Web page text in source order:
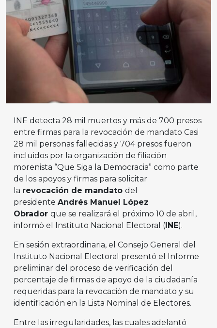
INE detecta 28 mil muertos y más de 700 presos
entre firmas para la revocación de mandato Casi
28 mil personas fallecidas y 704 presos fueron
incluidos por la organización de filiación
morenista “Que Siga la Democracia” como parte
de los apoyos y firmas para solicitar
la revocación de mandato del
presidente Andrés Manuel López
Obrador que se realizará el próximo 10 de abril,
informó el Instituto Nacional Electoral ( INE).
En sesión extraordinaria, el Consejo General del
Instituto Nacional Electoral presentó el Informe
preliminar del proceso de verificación del
porcentaje de firmas de apoyo de la ciudadanía
requeridas para la revocación de mandato y su
identificación en la Lista Nominal de Electores.
Entre las irregularidades, las cuales adelantó